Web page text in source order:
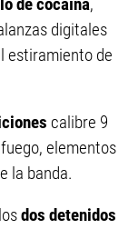
de cocaína,
digitales
estiramiento de
calibre 9
elementos
la banda.
dos detenidos